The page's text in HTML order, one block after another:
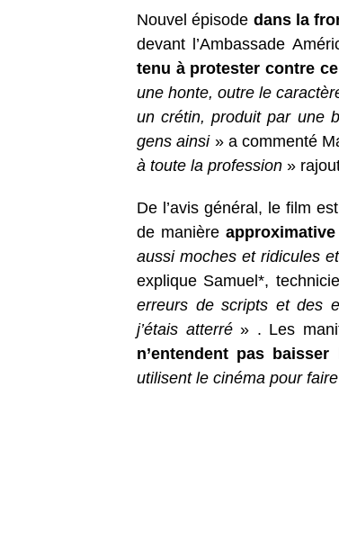
Nouvel épisode dans la
devant l’Ambassade
tenu à protester contre
une honte, outre le
un crétin, produit par une
gens ainsi» a commenté
à toute la profession »
De l’avis général, le film est
de manière
aussi moches et ridicules
explique Samuel*,
erreurs de scripts et des
j’étais atterré» . Les
n’entendent pas
utilisent le cinéma pour